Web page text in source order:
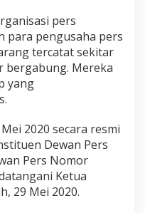
pers
para pengusaha pers
tercatat sekitar
bergabung. Mereka
yang
2020 secara resmi
Dewan Pers
Pers Nomor
Ketua
29 Mei 2020.